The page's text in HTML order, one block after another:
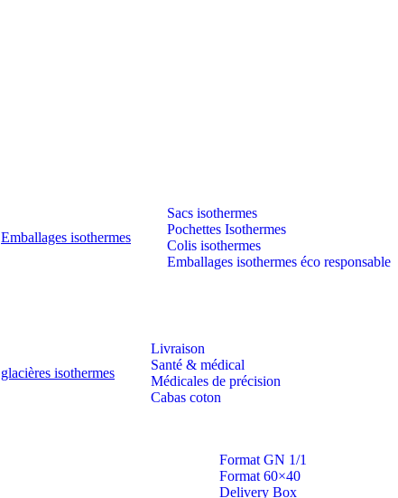
Emballages isothermes
Sacs isothermes
Pochettes Isothermes
Colis isothermes
Emballages isothermes éco responsable
glacières isothermes
Livraison
Santé & médical
Médicales de précision
Cabas coton
Format GN 1/1
Format 60×40
Delivery Box